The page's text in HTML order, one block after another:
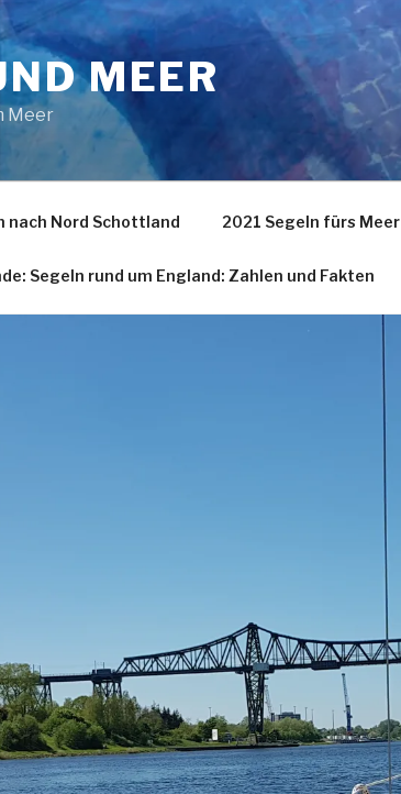
MEER
Meer
nach Nord Schottland 2021 Segeln fürs Meer
Segeln rund um England: Zahlen und Fakten